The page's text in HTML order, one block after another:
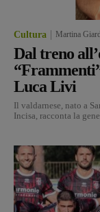
Cultura Martina
Dal treno
Luca Livi
Il valdarnese, nato a
Incisa, racconta la